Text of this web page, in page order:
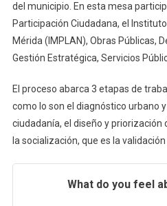
del municipio. En esta mesa
Participación Ciudadana, el
Mérida (IMPLAN), Obras Públicas,
Gestión Estratégica, Servicios
El proceso abarca 3 etapas de
como lo son el diagnóstico urbano
ciudadanía, el diseño y priorización
la socialización, que es la
What do you feel